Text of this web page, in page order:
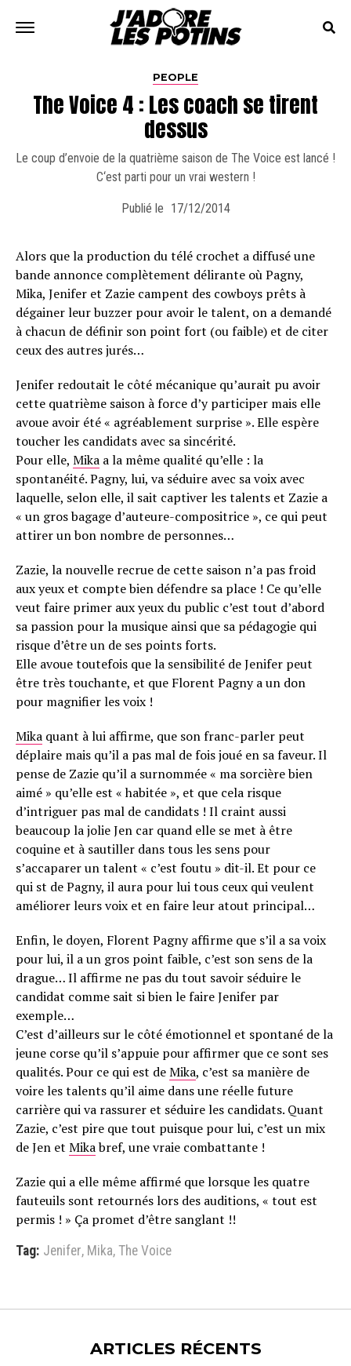
PEOPLE
The Voice 4 : Les coach se tirent
dessus
Le coup d’envoie de la quatrième saison de The Voice est lancé !
C‘est parti pour un vrai western !
Publié le 17/12/2014
Alors que la production du télé crochet a diffusé une
bande annonce complètement délirante où Pagny,
Mika, Jenifer et Zazie campent des cowboys prêts à
dégainer leur buzzer pour avoir le talent, on a demandé
à chacun de définir son point fort (ou faible) et de citer
ceux des autres jurés…
Jenifer redoutait le côté mécanique qu’aurait pu avoir
cette quatrième saison à force d’y participer mais elle
avoue avoir été « agréablement surprise ». Elle espère
toucher les candidats avec sa sincérité.
Pour elle, Mika a la même qualité qu’elle : la
spontanéité. Pagny, lui, va séduire avec sa voix avec
laquelle, selon elle, il sait captiver les talents et Zazie a
« un gros bagage d’auteure-compositrice », ce qui peut
attirer un bon nombre de personnes…
Zazie, la nouvelle recrue de cette saison n’a pas froid
aux yeux et compte bien défendre sa place ! Ce qu’elle
veut faire primer aux yeux du public c’est tout d’abord
sa passion pour la musique ainsi que sa pédagogie qui
risque d’être un de ses points forts.
Elle avoue toutefois que la sensibilité de Jenifer peut
être très touchante, et que Florent Pagny a un don
pour magnifier les voix !
Mika quant à lui affirme, que son franc-parler peut
déplaire mais qu’il a pas mal de fois joué en sa faveur. Il
pense de Zazie qu’il a surnommée « ma sorcière bien
aimé » qu’elle est « habitée », et que cela risque
d’intriguer pas mal de candidats ! Il craint aussi
beaucoup la jolie Jen car quand elle se met à être
coquine et à sautiller dans tous les sens pour
s’accaparer un talent « c’est foutu » dit-il. Et pour ce
qui st de Pagny, il aura pour lui tous ceux qui veulent
améliorer leurs voix et en faire leur atout principal…
Enfin, le doyen, Florent Pagny affirme que s’il a sa voix
pour lui, il a un gros point faible, c’est son sens de la
drague… Il affirme ne pas du tout savoir séduire le
candidat comme sait si bien le faire Jenifer par
exemple…
C’est d’ailleurs sur le côté émotionnel et spontané de la
jeune corse qu’il s’appuie pour affirmer que ce sont ses
qualités. Pour ce qui est deMika, c’est sa manière de
voire les talents qu’il aime dans une réelle future
carrière qui va rassurer et séduire les candidats. Quant
Zazie, c’est pire que tout puisque pour lui, c’est un mix
de Jen et Mikabref, une vraie combattante !
Zazie qui a elle même affirmé que lorsque les quatre
fauteuils sont retournés lors des auditions, « tout est
permis ! » Ça promet d’être sanglant !!
Tag: Jenifer, Mika, The Voice
ARTICLES RÉCENTS